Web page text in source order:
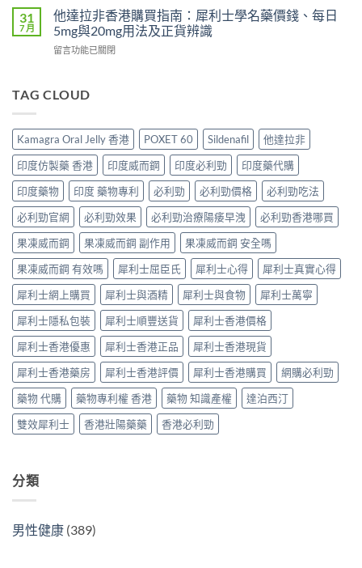
算？
POXET-
60
比
及
正
貨
分
辨
指
南〉
中
度
買
抵？
雙
效
果
與
選
購
指
南〉
中
薦
2026：
港
必
印
度
仿
製
藥
選
購
指
南〉
中
馬
糖
vs
悍
邊
分、
效
果、
價
錢、
副
作
用
全
面
對
比
（2026
更
新）〉
中
31
7 月
他達拉非香港購買指南：犀利士學名藥價錢、每日
5mg與20mg用法及正貨辨識
在
拉
港
購
買
指
南：
犀
利
士
學
名
藥
價
錢、
每
日
5mg
與
20mg
用
法
及
正
貨
留言功能已關閉
TAG CLOUD
Kamagra Oral Jelly 香港 POXET 60 Sildenafil
他達拉非
印度仿製藥 香港
印度威而鋼 印度必利勁
印度藥代購
印度藥物
印度 藥物專利 必利勁 必利勁價格
必利勁吃法
必利勁官網
必利勁效果 必利勁治療陽痿早洩
必利勁香港哪買
果凍威而鋼
果凍威而鋼 副作用
果凍威而鋼 安全嗎
果凍威而鋼 有效嗎
犀利士屈臣氏 犀利士心得
犀利士真實心得
犀利士網上購買
犀利士與酒精 犀利士與食物
犀利士萬寧
犀利士隱私包裝
犀利士順豐送貨
犀利士香港價格
犀利士香港優惠
犀利士香港正品
犀利士香港現貨
犀利士香港藥房
犀利士香港評價 犀利士香港購買
網購必利勁
藥物 代購
藥物專利權 香港 藥物 知識產權
達泊西汀
雙效犀利士
香港壯陽藥藥 香港必利勁
分類
男性健康 (389)